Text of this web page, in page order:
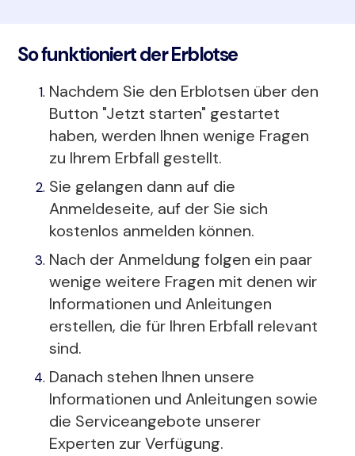
So funktioniert der Erblotse
Nachdem Sie den Erblotsen über den
Button "Jetzt starten" gestartet
haben, werden Ihnen wenige Fragen
zu Ihrem Erbfall gestellt.
Sie gelangen dann auf die
Anmeldeseite, auf der Sie sich
kostenlos anmelden können.
Nach der Anmeldung folgen ein paar
wenige weitere Fragen mit denen wir
Informationen und Anleitungen
erstellen, die für Ihren Erbfall relevant
sind.
Danach stehen Ihnen unsere
Informationen und Anleitungen sowie
die Serviceangebote unserer
Experten zur Verfügung.